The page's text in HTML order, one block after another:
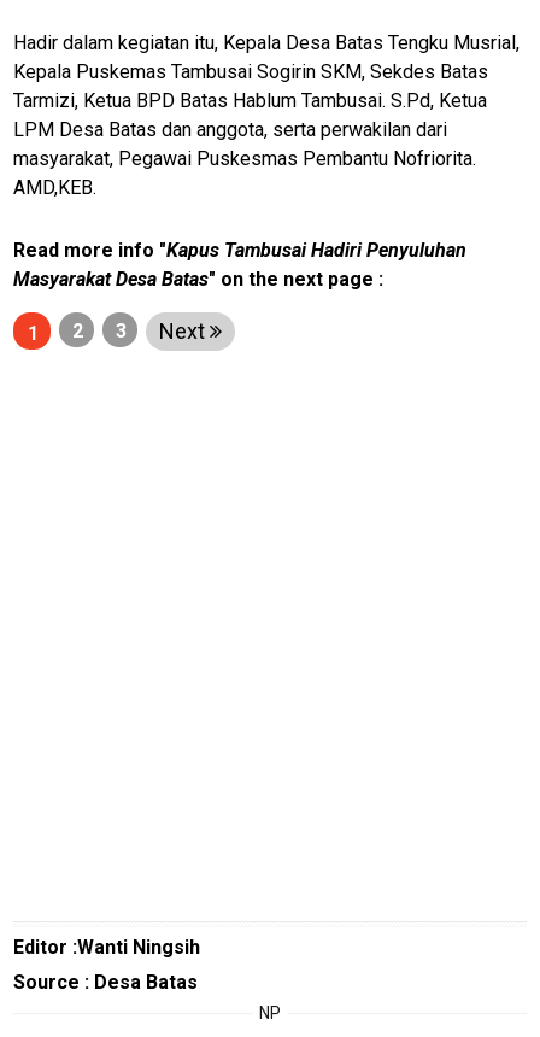
Hadir dalam kegiatan itu, Kepala Desa Batas Tengku Musrial,
Kepala Puskemas Tambusai Sogirin SKM, Sekdes Batas
Tarmizi, Ketua BPD Batas Hablum Tambusai. S.Pd, Ketua
LPM Desa Batas dan anggota, serta perwakilan dari
masyarakat, Pegawai Puskesmas Pembantu Nofriorita.
AMD,KEB.
Read more info "Kapus Tambusai Hadiri Penyuluhan
Masyarakat Desa Batas" on the next page :
1 2 3 Next
Editor :Wanti Ningsih
Source : Desa Batas
NP
W